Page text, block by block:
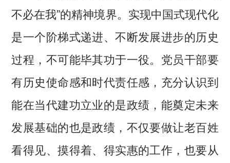
不必在我”的精神境界。实现中国式现代化
是一个阶梯式递进、不断发展进步的历史
过程，不可能毕其功于一役。党员干部要
有历史使命感和时代责任感，充分认识到
能在当代建功立业的是政绩，能奠定未来
发展基础的也是政绩，不仅要做让老百姓
看得见、摸得着、得实惠的工作，也要从